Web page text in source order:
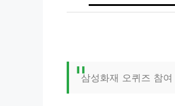
삼성화재 오퀴즈 참